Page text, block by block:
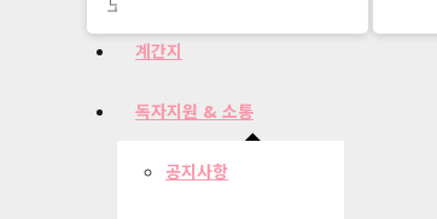
계간지
독자지원 & 소통
공지사항